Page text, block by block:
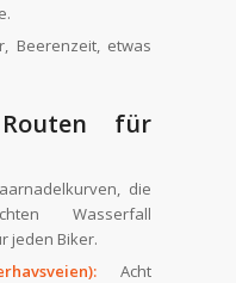
Beerenzeit, etwas
für
die
Wasserfall
jeden Biker.
Acht